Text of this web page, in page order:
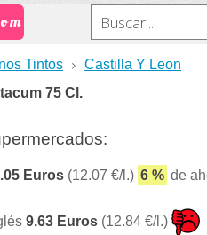
Tintos
Castilla Y Leon
75 Cl.
Euros (12.07 €/l.) 6 % de
9.63 Euros (12.84 €/l.)